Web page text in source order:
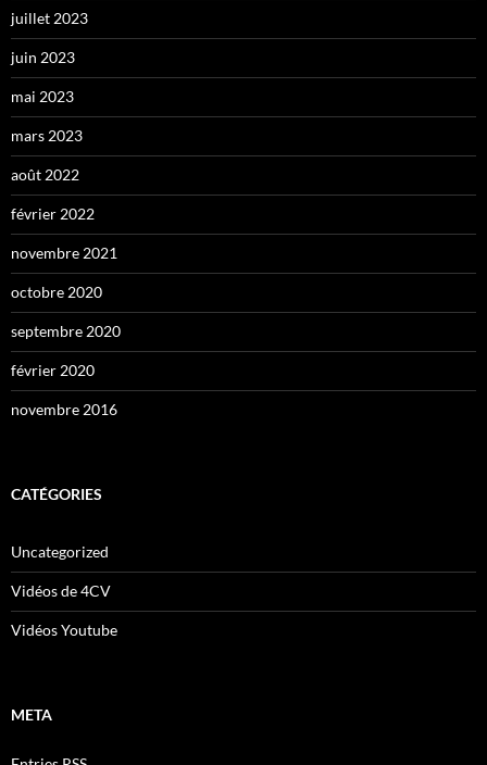
juillet 2023
juin 2023
mai 2023
mars 2023
août 2022
février 2022
novembre 2021
octobre 2020
septembre 2020
février 2020
novembre 2016
CATÉGORIES
Uncategorized
Vidéos de 4CV
Vidéos Youtube
META